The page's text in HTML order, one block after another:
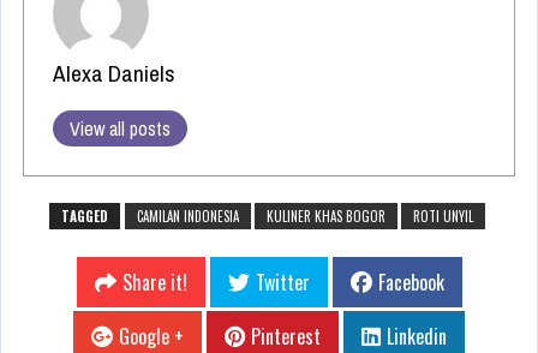
Alexa Daniels
View all posts
TAGGED CAMILAN INDONESIA KULINER KHAS BOGOR ROTI UNYIL
Share it! Twitter
Facebook
Google +
Pinterest Linkedin